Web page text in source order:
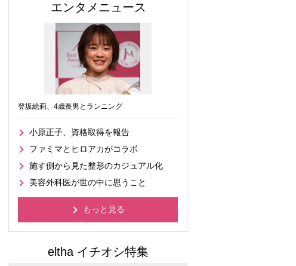
エンタメニュース
登坂絵莉、4歳長男とランニング
小原正子、資格取得を報告
ファミマとヒロアカがコラボ
施す側から見た整形のカジュアル化
美容外科医が世の中に思うこと
もっと見る